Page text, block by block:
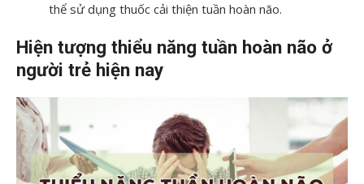
thể sử dụng thuốc cải thiện tuần hoàn não.
Hiện tượng thiểu năng tuần hoàn não ở
người trẻ hiện nay